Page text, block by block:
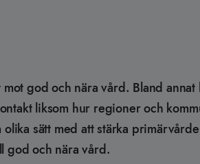
god och nära vård. Bland
liksom hur regioner och
sätt med att stärka
god och nära vård.